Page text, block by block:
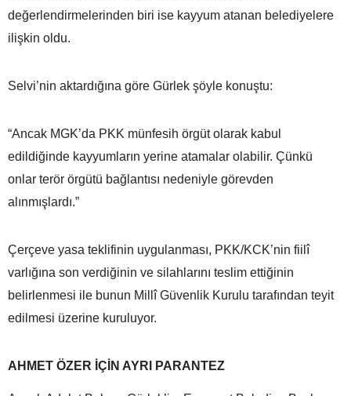
değerlendirmelerinden biri ise kayyum atanan belediyelere
ilişkin oldu.
Selvi’nin aktardığına göre Gürlek şöyle konuştu:
“Ancak MGK’da PKK münfesih örgüt olarak kabul
edildiğinde kayyumların yerine atamalar olabilir. Çünkü
onlar terör örgütü bağlantısı nedeniyle görevden
alınmışlardı.”
Çerçeve yasa teklifinin uygulanması, PKK/KCK’nin fiilî
varlığına son verdiğinin ve silahlarını teslim ettiğinin
belirlenmesi ile bunun Millî Güvenlik Kurulu tarafından teyit
edilmesi üzerine kuruluyor.
AHMET ÖZER İÇİN AYRI PARANTEZ